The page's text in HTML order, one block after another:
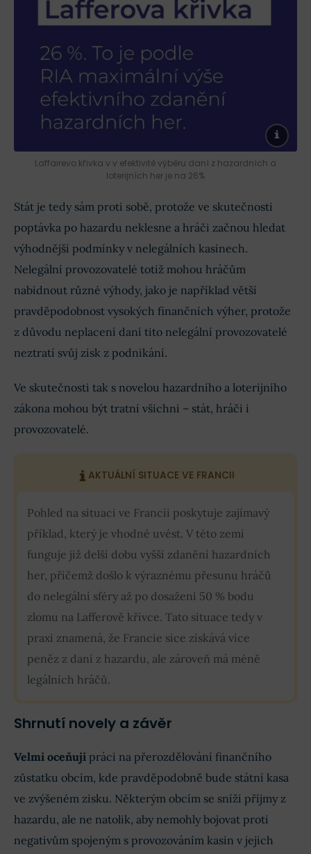
Laffairevo křivka v v efektivitě výběru daní z hazardních a
loterijních her je na 26%
Stát je tedy sám proti sobě, protože ve skutečnosti
poptávka po hazardu neklesne a hráči začnou hledat
výhodnější podmínky v nelegálních kasinech.
Nelegální provozovatelé totiž mohou hráčům
nabídnout různé výhody, jako je například větší
pravděpodobnost vysokých finančních výher, protože
z důvodu neplacení daní tito nelegální provozovatelé
neztratí svůj zisk z podnikání.
Ve skutečnosti tak s novelou hazardního a loterijního
zákona mohou být tratní všichni – stát, hráči i
provozovatelé.
AKTUÁLNÍ SITUACE VE FRANCII
Pohled na situaci ve Francii poskytuje zajímavý
příklad, který je vhodné uvést. V této zemi
funguje již delší dobu vyšší zdanění hazardních
her, přičemž došlo k výraznému přesunu hráčů
do nelegální sféry až po dosažení 50 % bodu
zlomu na Lafferově křivce. Tato situace tedy v
praxi znamená, že Francie sice získává více
peněz z daní z hazardu, ale zároveň má méně
legálních hráčů.
Shrnutí novely a závěr
Velmi oceňuji práci na přerozdělování finančního
zůstatku obcím, kde pravděpodobně bude státní kasa
ve zvýšeném zisku. Některým obcím se sníží příjmy z
hazardu, ale ne natolik, aby nemohly bojovat proti
negativům spojeným s provozováním kasin v jejich